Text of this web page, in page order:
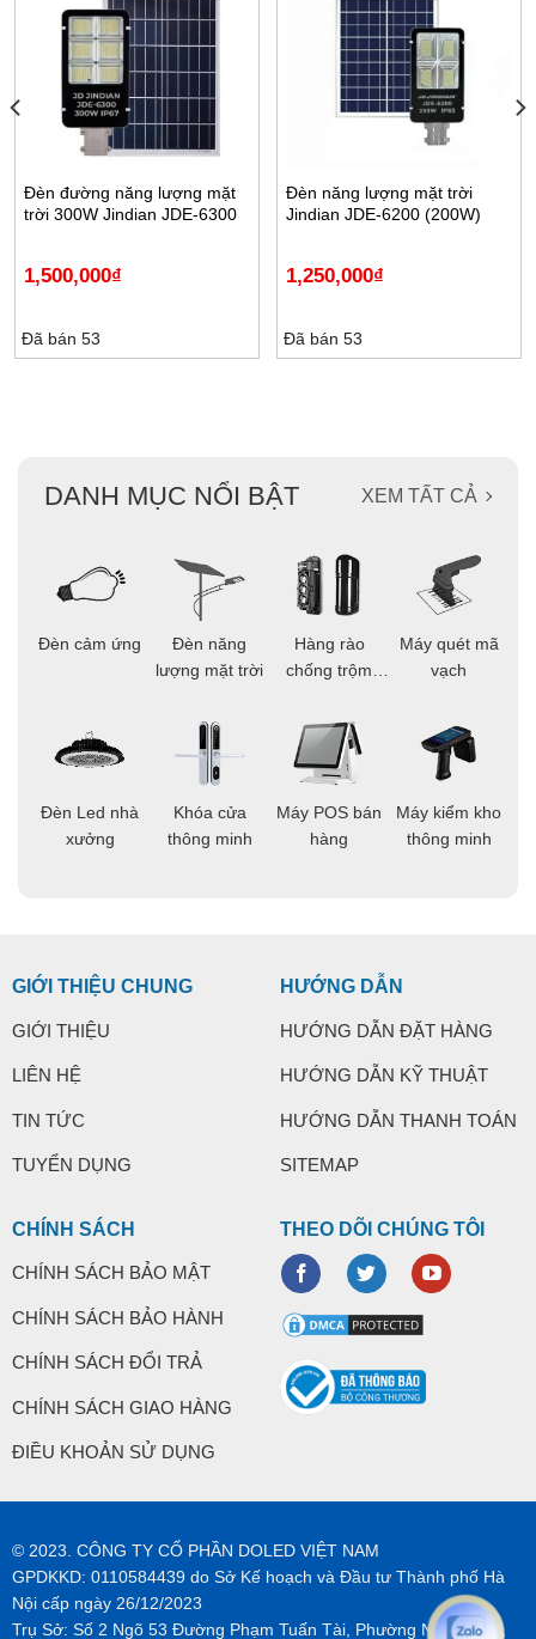
Đèn đường năng lượng mặt
trời 300W Jindian JDE-6300
1,500,000₫
Đã bán 53
Đèn năng lượng mặt trời
Jindian JDE-6200 (200W)
1,250,000₫
Đã bán 53
DANH MỤC NỔI BẬT XEM TẤT CẢ
Đèn cảm ứng
Đèn Led nhà
xưởng
Đèn năng
lượng mặt trời
Khóa cửa
thông minh
Hàng rào
chống trộm
Máy POS bán
hàng
Máy quét mã
vạch
Máy kiểm kho
thông minh
GIỚI THIỆU CHUNG
GIỚI THIỆU
LIÊN HỆ
TIN TỨC
TUYỂN DỤNG
HƯỚNG DẪN
HƯỚNG DẪN ĐẶT HÀNG
HƯỚNG DẪN KỸ THUẬT
HƯỚNG DẪN THANH TOÁN
SITEMAP
CHÍNH SÁCH
CHÍNH SÁCH BẢO MẬT
CHÍNH SÁCH BẢO HÀNH
CHÍNH SÁCH ĐỔI TRẢ
CHÍNH SÁCH GIAO HÀNG
ĐIỀU KHOẢN SỬ DỤNG
THEO DÕI CHÚNG TÔI
© 2023. CÔNG TY CỔ PHẦN DOLED VIỆT NAM
GPDKKD: 0110584439 do Sở Kế hoạch và Đầu tư Thành phố Hà
Nội cấp ngày 26/12/2023
Trụ Sở: Số 2 Ngõ 53 Đường Phạm Tuấn Tài, Phường Nghĩa Tân,